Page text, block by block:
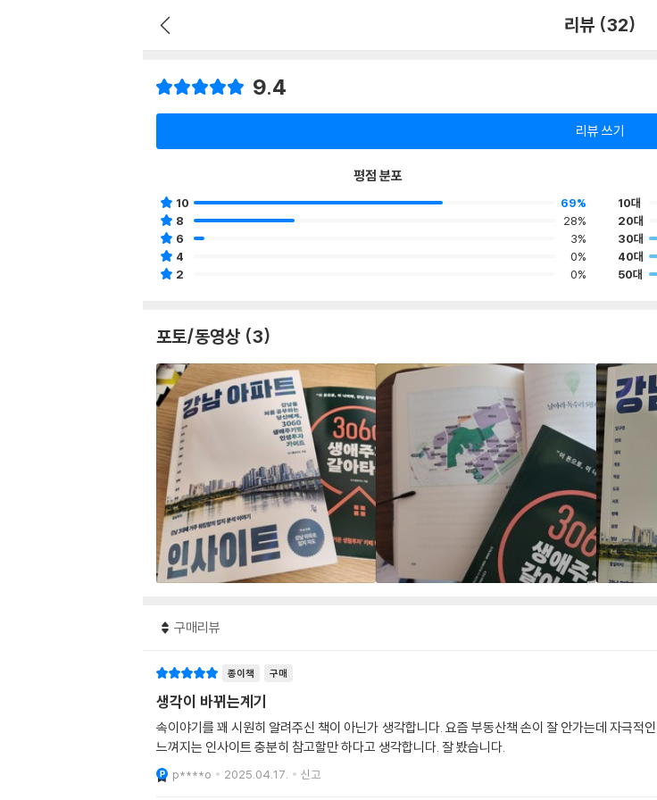
리뷰 (32)
9.4
리뷰 쓰기
평점 분포
10
69%
8
28%
6
3%
4
0%
2
0%
10대
20대
30대
40대
50대
포토/동영상 (3)
구매리뷰
종이책 구매
생각이 바뀌는계기
속이야기를 꽤 시원히 알려주신 책이 아닌가 생각합니다. 요즘 부동산책 손이 잘 안가는데 자극적
느껴지는 인사이트 충분히 참고할만 하다고 생각합니다. 잘 봤습니다.
p****o 2025.04.17. 신고